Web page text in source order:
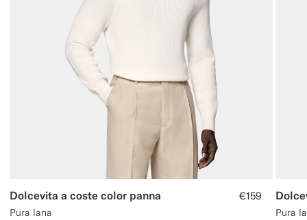
Dolcevita a coste color panna
Pura lana
€159
Pura